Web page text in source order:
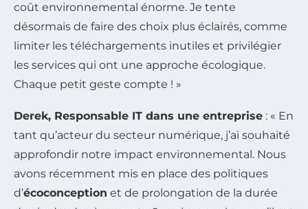
coût environnemental énorme. Je tente
désormais de faire des choix plus éclairés, comme
limiter les téléchargements inutiles et privilégier
les services qui ont une approche écologique.
Chaque petit geste compte ! »
Derek, Responsable IT dans une entreprise : « En
tant qu’acteur du secteur numérique, j’ai souhaité
approfondir notre impact environnemental. Nous
avons récemment mis en place des politiques
d’écoconception et de prolongation de la durée